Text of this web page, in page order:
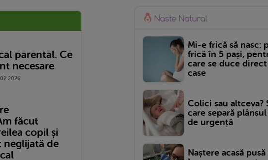
parental. Ce
necesare
făcut
copil și
de
Mi-e frică să nasc:
frică în 5 pași,
care se duce
case
Colici sau altceva?
care separă
de urgență
Naștere acasă pusă